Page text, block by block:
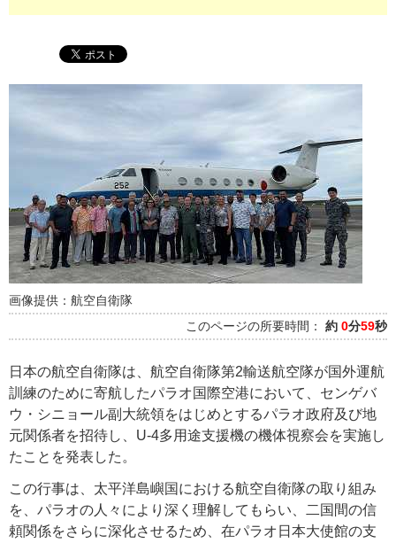
画像提供：航空自衛隊
このページの所要時間： 約 0分59秒
日本の航空自衛隊は、航空自衛隊第2輸送航空隊が国外運航
訓練のために寄航したパラオ国際空港において、センゲバ
ウ・シニョール副大統領をはじめとするパラオ政府及び地
元関係者を招待し、U-4多用途支援機の機体視察会を実施し
たことを発表した。
この行事は、太平洋島嶼国における航空自衛隊の取り組み
を、パラオの人々により深く理解してもらい、二国間の信
頼関係をさらに深化させるため、在パラオ日本大使館の支